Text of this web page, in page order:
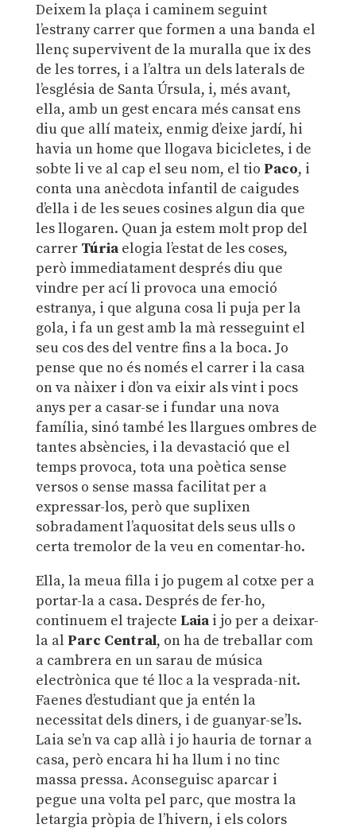
Deixem la plaça i caminem seguint
l’estrany carrer que formen a una banda el
llenç supervivent de la muralla que ix des
de les torres, i a l’altra un dels laterals de
l’església de Santa Úrsula, i, més avant,
ella, amb un gest encara més cansat ens
diu que allí mateix, enmig d’eixe jardí, hi
havia un home que llogava bicicletes, i de
sobte li ve al cap el seu nom, el tio Paco, i
conta una anècdota infantil de caigudes
d’ella i de les seues cosines algun dia que
les llogaren. Quan ja estem molt prop del
carrer Túriaelogia l’estat de les coses,
però immediatament després diu que
vindre per ací li provoca una emoció
estranya, i que alguna cosa li puja per la
gola, i fa un gest amb la mà resseguint el
seu cos des del ventre fins a la boca. Jo
pense que no és només el carrer i la casa
on va nàixer i d’on va eixir als vint i pocs
anys per a casar-se i fundar una nova
família, sinó també les llargues ombres de
tantes absències, i la devastació que el
temps provoca, tota una poètica sense
versos o sense massa facilitat per a
expressar-los, però que suplixen
sobradament l’aquositat dels seus ulls o
certa tremolor de la veu en comentar-ho.
Ella, la meua filla i jo pugem al cotxe per a
portar-la a casa. Després de fer-ho,
continuem el trajecte Laiai jo per a deixar-
la al Parc Central, on ha de treballar com
a cambrera en un sarau de música
electrònica que té lloc a la vesprada-nit.
Faenes d’estudiant que ja entén la
necessitat dels diners, i de guanyar-se’ls.
Laia se’n va cap allà i jo hauria de tornar a
casa, però encara hi ha llum i no tinc
massa pressa. Aconseguisc aparcar i
pegue una volta pel parc, que mostra la
letargia pròpia de l’hivern, i els colors